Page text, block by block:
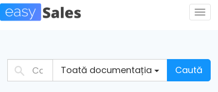
Toată documentația Caută